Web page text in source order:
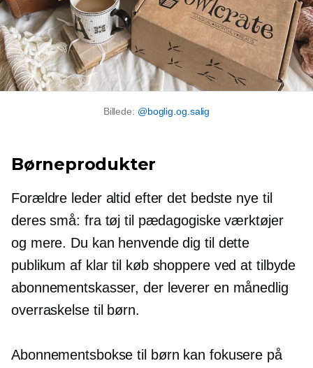
Billede: @boglig.og.salig
Børneprodukter
Forældre leder altid efter det bedste nye til
deres små: fra tøj til pædagogiske værktøjer
og mere. Du kan henvende dig til dette
publikum af klar til købshoppere ved at tilbyde
abonnementskasser, der leverer en månedlig
overraskelse til børn.
Abonnementsbokse til børn kan fokusere på